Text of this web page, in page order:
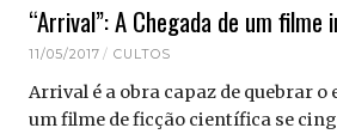
“Arrival”: A Chegada de um filme
11/05/2017 CULTOS
Arrival é a obra capaz de quebrar o
um filme de ficção científica se